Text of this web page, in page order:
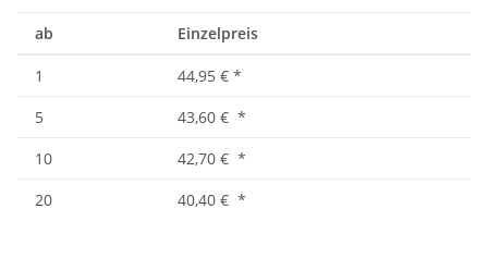
ab Einzelpreis
1 44,95 € *
5
43,60 € *
10
42,70 € *
20
40,40 € *